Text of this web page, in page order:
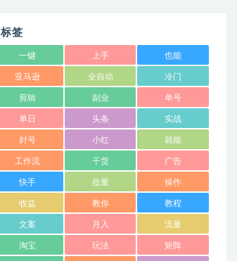
标签
一键 上手 也能
亚马逊 全自动 冷门
剪辑 副业 单号
单日 头条 实战
封号 小红 就能
工作流 干货 广告
快手 批量 操作
收益 教你 教程
文案 月入 流量
淘宝 玩法 矩阵